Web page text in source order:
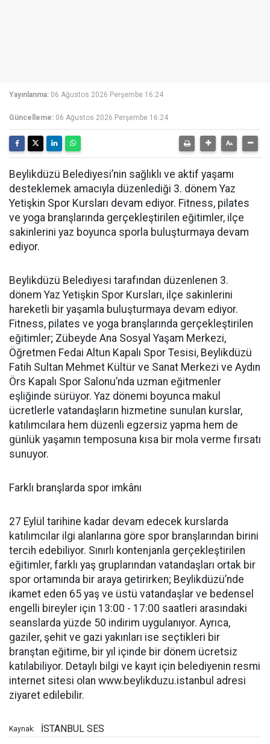
Yayınlanma: 06 Ağustos 2026 Perşembe 16:24
Güncelleme: 06 Ağustos 2026 Perşembe 16:24
Beylikdüzü Belediyesi’nin sağlıklı ve aktif yaşamı
desteklemek amacıyla düzenlediği 3. dönem Yaz
Yetişkin Spor Kursları devam ediyor. Fitness, pilates
ve yoga branşlarında gerçekleştirilen eğitimler, ilçe
sakinlerini yaz boyunca sporla buluşturmaya devam
ediyor.
Beylikdüzü Belediyesi tarafından düzenlenen 3.
dönem Yaz Yetişkin Spor Kursları, ilçe sakinlerini
hareketli bir yaşamla buluşturmaya devam ediyor.
Fitness, pilates ve yoga branşlarında gerçekleştirilen
eğitimler; Zübeyde Ana Sosyal Yaşam Merkezi,
Öğretmen Fedai Altun Kapalı Spor Tesisi, Beylikdüzü
Fatih Sultan Mehmet Kültür ve Sanat Merkezi ve Aydın
Örs Kapalı Spor Salonu’nda uzman eğitmenler
eşliğinde sürüyor. Yaz dönemi boyunca makul
ücretlerle vatandaşların hizmetine sunulan kurslar,
katılımcılara hem düzenli egzersiz yapma hem de
günlük yaşamın temposuna kısa bir mola verme fırsatı
sunuyor.
Farklı branşlarda spor imkânı
27 Eylül tarihine kadar devam edecek kurslarda
katılımcılar ilgi alanlarına göre spor branşlarından birini
tercih edebiliyor. Sınırlı kontenjanla gerçekleştirilen
eğitimler, farklı yaş gruplarından vatandaşları ortak bir
spor ortamında bir araya getirirken; Beylikdüzü’nde
ikamet eden 65 yaş ve üstü vatandaşlar ve bedensel
engelli bireyler için 13:00 - 17:00 saatleri arasındaki
seanslarda yüzde 50 indirim uygulanıyor. Ayrıca,
gaziler, şehit ve gazi yakınları ise seçtikleri bir
branştan eğitime, bir yıl içinde bir dönem ücretsiz
katılabiliyor. Detaylı bilgi ve kayıt için belediyenin resmi
internet sitesi olan www.beylikduzu.istanbul adresi
ziyaret edilebilir.
Kaynak: İSTANBUL SES